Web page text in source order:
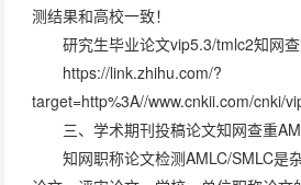
测结果和高校一致！
研究生毕业论文vip5.3/tmlc2知网查
https://link.zhihu.com/?
target=http%3A//www.cnkii.com/cnki/
三、学术期刊投稿论文知网查重
知网职称论文检测AMLC/SMLC是